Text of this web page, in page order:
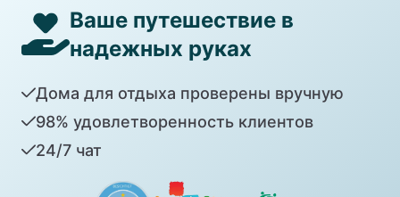
Ваше путешествие в
надежных руках
Дома для отдыха проверены вручную
98% удовлетворенность клиентов
24/7 чат